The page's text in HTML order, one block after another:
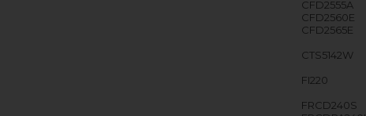
CFD2555A
CFD2560E
CFD2565E
CTS5142W
FI220
FRCD240S